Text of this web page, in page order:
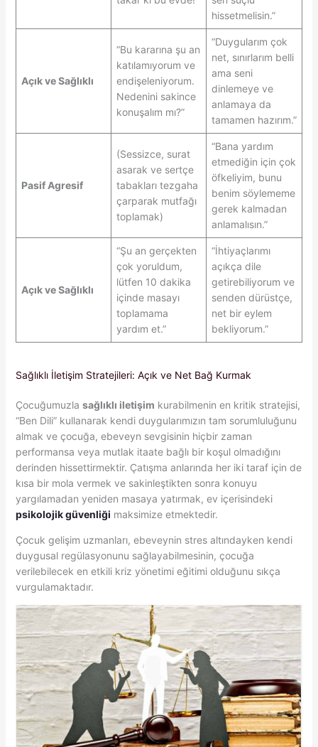
hissetmelisin.”
Açık ve Sağlıklı
“Bu kararına şu an
katılamıyorum ve
endişeleniyorum.
Nedenini sakince
konuşalım mı?”
“Duygularım çok
net, sınırlarım belli
ama seni
dinlemeye ve
anlamaya da
tamamen hazırım.”
Pasif Agresif
(Sessizce, surat
asarak ve sertçe
tabakları tezgaha
çarparak mutfağı
toplamak)
“Bana yardım
etmediğin için çok
öfkeliyim, bunu
benim söylememe
gerek kalmadan
anlamalısın.”
Açık ve Sağlıklı
“Şu an gerçekten
çok yoruldum,
lütfen 10 dakika
içinde masayı
toplamama
yardım et.”
“İhtiyaçlarımı
açıkça dile
getirebiliyorum ve
senden dürüstçe,
net bir eylem
bekliyorum.”
Sağlıklı İletişim Stratejileri: Açık ve Net Bağ Kurmak
Çocuğumuzla sağlıklı iletişim kurabilmenin en kritik stratejisi,
“Ben Dili” kullanarak kendi duygularımızın tam sorumluluğunu
almak ve çocuğa, ebeveyn sevgisinin hiçbir zaman
performansa veya mutlak itaate bağlı bir koşul olmadığını
derinden hissettirmektir. Çatışma anlarında her iki taraf için de
kısa bir mola vermek ve sakinleştikten sonra konuyu
yargılamadan yeniden masaya yatırmak, ev içerisindeki
psikolojik güvenliği maksimize etmektedir.
Çocuk gelişim uzmanları, ebeveynin stres altındayken kendi
duygusal regülasyonunu sağlayabilmesinin, çocuğa
verilebilecek en etkili kriz yönetimi eğitimi olduğunu sıkça
vurgulamaktadır.